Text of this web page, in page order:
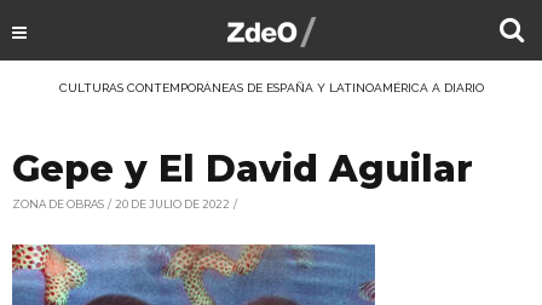
CULTURAS CONTEMPORÁNEAS DE ESPAÑA Y LATINOAMÉRICA A DIARIO
Gepe y El David Aguilar
ZONA DE OBRAS 20 DE JULIO DE 2022